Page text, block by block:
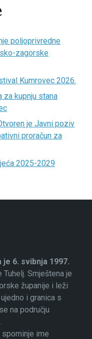
poljoprivredne
zagorske
Kumrovec 2026.
za kupnju stana
je Javni poziv
proračun za
2025-2029
6. svibnja 1997.
Smještena je
županije i leži
i granica s
na području
ime